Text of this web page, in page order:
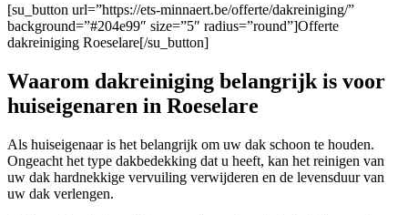
[su_button url=”https://ets-minnaert.be/offerte/dakreiniging/”
background=”#204e99″ size=”5″ radius=”round”]Offerte
dakreiniging Roeselare[/su_button]
Waarom dakreiniging belangrijk is voor
huiseigenaren in Roeselare
Als huiseigenaar is het belangrijk om uw dak schoon te houden.
Ongeacht het type dakbedekking dat u heeft, kan het reinigen van
uw dak hardnekkige vervuiling verwijderen en de levensduur van
uw dak verlengen.